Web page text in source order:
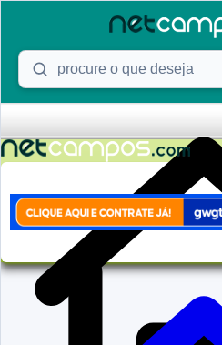
Procure o que deseja